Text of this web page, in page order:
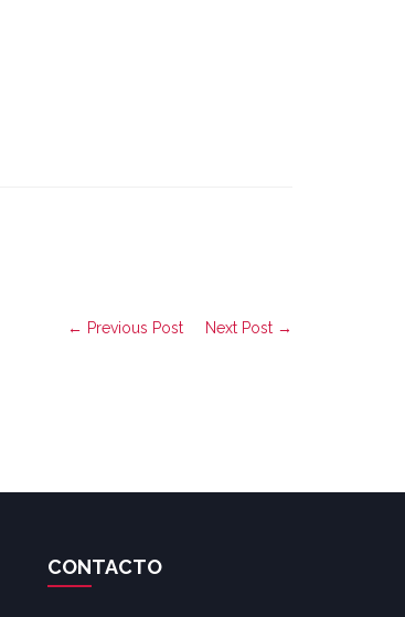
← Previous Post Next Post →
CONTACTO